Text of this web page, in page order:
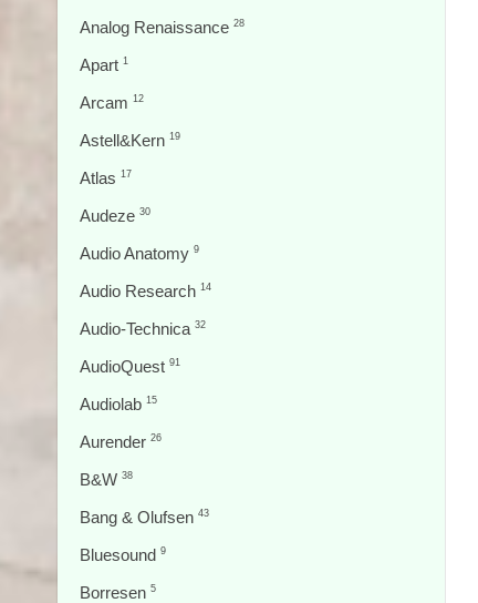
Analog Renaissance 28
Apart 1
Arcam 12
Astell&Kern 19
Atlas 17
Audeze 30
Audio Anatomy 9
Audio Research 14
Audio-Technica 32
AudioQuest 91
Audiolab 15
Aurender 26
B&W 38
Bang & Olufsen 43
Bluesound 9
Borresen 5